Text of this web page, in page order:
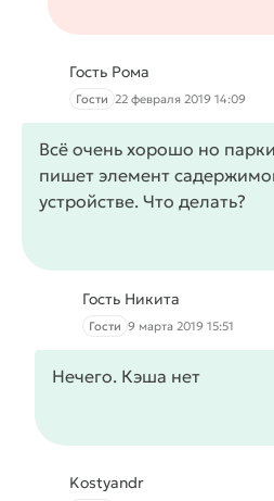
Гость Рома
Гости 22 февраля 2019 14:09
Всё очень хорошо но
пишет элемент
устройстве. Что делать?
Гость Никита
Гости 9 марта 2019 15:51
Нечего. Кэша нет
Kostyandr